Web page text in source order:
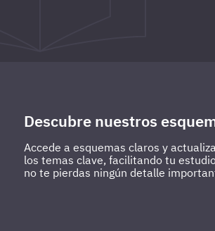
Descubre nuestros
Accede a esquemas claros y
los temas clave, facilitando tu
no te pierdas ningún detalle